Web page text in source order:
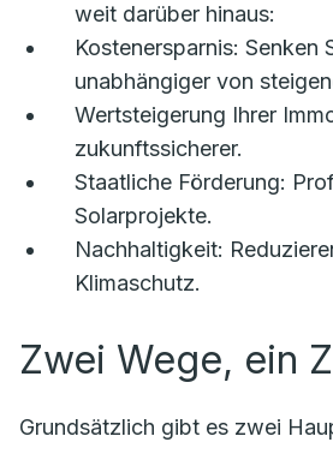
weit darüber hinaus:
Kostenersparnis: Senken
unabhängiger von
Wertsteigerung Ihrer
zukunftssicherer.
Staatliche Förderung:
Solarprojekte.
Nachhaltigkeit:
Klimaschutz.
Zwei Wege, ein
Grundsätzlich gibt es zwei